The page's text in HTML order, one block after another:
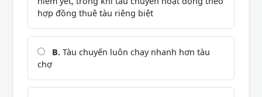
hợp đồng thuê tàu riêng biệt
B. Tàu chuyến luôn chạy nhanh hơn tàu
chợ